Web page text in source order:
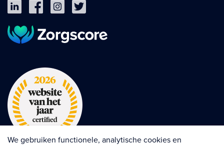
We gebruiken functionele, analytische cookies en